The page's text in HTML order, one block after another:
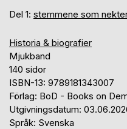
Del 1: stemmene som
Historia & biografier
Mjukband
140 sidor
ISBN-13: 9789181343007
Förlag: BoD - Books on
Utgivningsdatum:
Språk: Svenska